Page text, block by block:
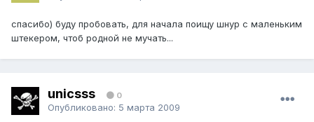
спасибо) буду пробовать, для начала поищу шнур с маленьким
штекером, чтоб родной не мучать...
unicsss 0
Опубликовано: 5 марта 2009